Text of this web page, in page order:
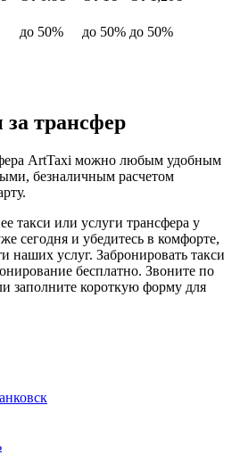
до 50% до 50% до 50%
трансфер
ArtTaxi можно любым удобным
безналичным расчетом
такси или услуги трансфера у
сегодня и убедитесь в комфорте,
наших услуг. Забронировать такси
бесплатно. Звоните по
заполните короткую форму для